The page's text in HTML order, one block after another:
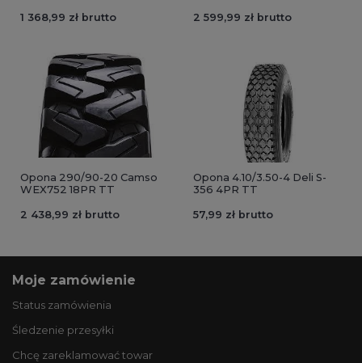
1 368,99 zł brutto
2 599,99 zł brutto
Opona 290/90-20 Camso
WEX752 18PR TT
2 438,99 zł brutto
Opona 4.10/3.50-4 Deli S-
356 4PR TT
57,99 zł brutto
Moje zamówienie
Status zamówienia
Śledzenie przesyłki
Chcę zareklamować towar